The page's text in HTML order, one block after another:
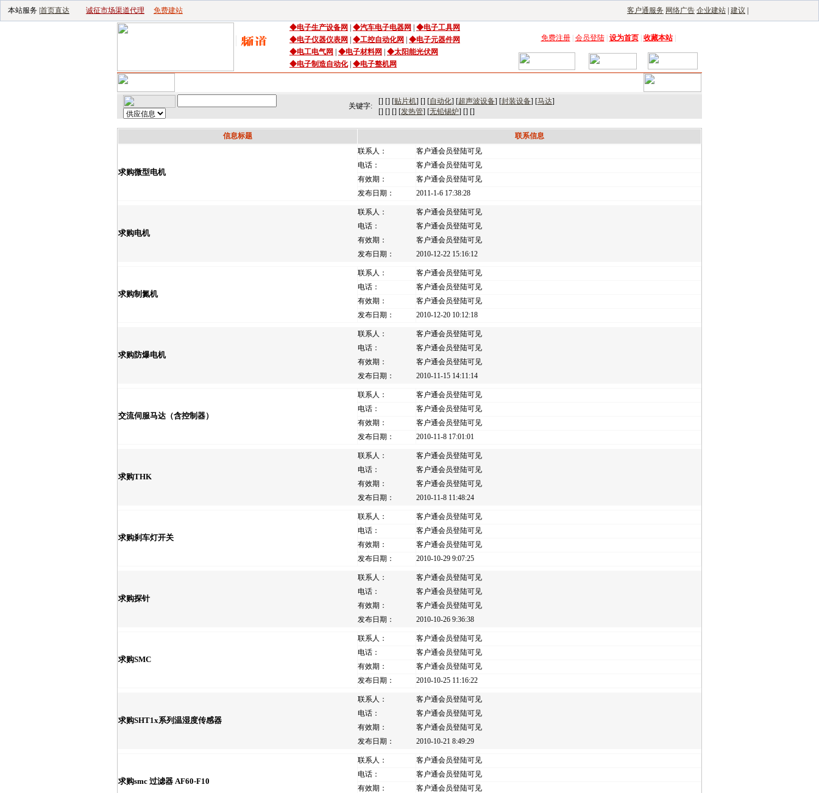
本站服务 | 首页直达 诚征市场渠道代理 免费建站 客户通服务 网络广告 企业建站 建议
◆电子生产设备网 ◆汽车电子电器网 ◆电子工具网
◆电子仪器仪表网 ◆工控自动化网 ◆电子元器件网
◆电工电气网
◆电子材料网
◆太阳能光伏网
◆电子制造自动化| ◆电子整机网
免费注册| 会员登陆| 设为首页| 收藏本站|
关键字:
[] [] [贴片机] [] [自动化] [超声波设备] [封装设备] [马达]
[] [] [] [发热管] [无铅锡炉] [] []
信息标题 联系信息
求购微型电机
联系人：
客户通会员登陆可见
电话：
客户通会员登陆可见
有效期：
客户通会员登陆可见
发布日期：
2011-1-6 17:38:28
求购电机
联系人：
客户通会员登陆可见
电话：
客户通会员登陆可见
有效期：
客户通会员登陆可见
发布日期：
2010-12-22 15:16:12
求购制氮机
联系人：
客户通会员登陆可见
电话：
客户通会员登陆可见
有效期：
客户通会员登陆可见
发布日期：
2010-12-20 10:12:18
求购防爆电机
联系人：
客户通会员登陆可见
电话：
客户通会员登陆可见
有效期：
客户通会员登陆可见
发布日期：
2010-11-15 14:11:14
交流伺服马达（含控制器）
联系人：
客户通会员登陆可见
电话：
客户通会员登陆可见
有效期：
客户通会员登陆可见
发布日期：
2010-11-8 17:01:01
求购THK
联系人：
客户通会员登陆可见
电话：
客户通会员登陆可见
有效期：
客户通会员登陆可见
发布日期：
2010-11-8 11:48:24
求购刹车灯开关
联系人：
客户通会员登陆可见
电话：
客户通会员登陆可见
有效期：
客户通会员登陆可见
发布日期：
2010-10-29 9:07:25
求购探针
联系人：
客户通会员登陆可见
电话：
客户通会员登陆可见
有效期：
客户通会员登陆可见
发布日期：
2010-10-26 9:36:38
求购SMC
联系人：
客户通会员登陆可见
电话：
客户通会员登陆可见
有效期：
客户通会员登陆可见
发布日期：
2010-10-25 11:16:22
求购SHT1x系列温湿度传感器
联系人：
客户通会员登陆可见
电话：
客户通会员登陆可见
有效期：
客户通会员登陆可见
发布日期：
2010-10-21 8:49:29
求购smc 过滤器 AF60-F10
联系人：
客户通会员登陆可见
电话：
客户通会员登陆可见
有效期：
客户通会员登陆可见